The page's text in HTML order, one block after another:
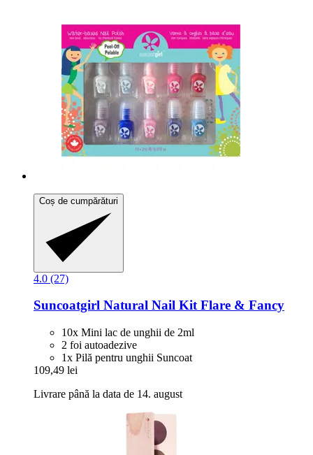
Coș de cumpărături
4.0 (27)
Suncoatgirl Natural Nail Kit Flare & Fancy
10x Mini lac de unghii de 2ml
2 foi autoadezive
1x Pilă pentru unghii Suncoat
109,49 lei
Livrare până la data de 14. august